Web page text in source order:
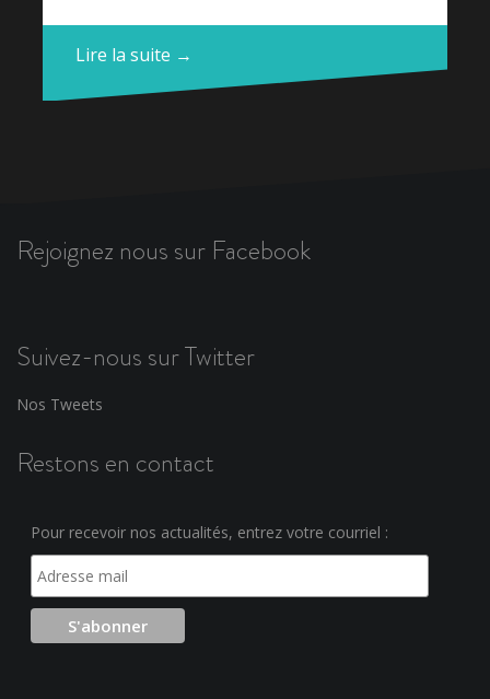
Lire la suite →
Rejoignez nous sur Facebook
Suivez-nous sur Twitter
Nos Tweets
Restons en contact
Pour recevoir nos actualités, entrez votre courriel :